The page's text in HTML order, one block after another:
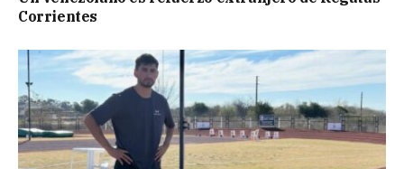
Corrientes